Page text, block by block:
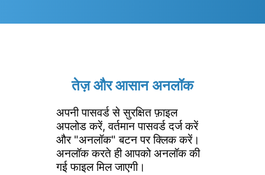
तेज़ और आसान अनलॉक
अपनी पासवर्ड से सुरक्षित फ़ाइल
अपलोड करें, वर्तमान पासवर्ड दर्ज करें
और "अनलॉक" बटन पर क्लिक करें।
अनलॉक करते ही आपको अनलॉक की
गई फाइल मिल जाएगी।